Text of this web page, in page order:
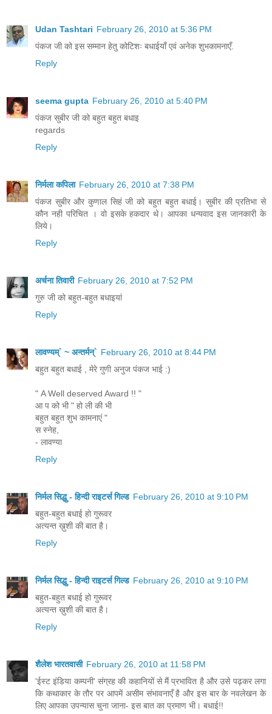
Udan Tashtari February 26, 2010 at 5:36 PM
पंकज जी को इस सम्मान हेतु कोटिशः बधाईयाँ एवं अनेक शुभकामनाएँ.
Reply
seema gupta February 26, 2010 at 5:40 PM
पंकज सुबीर जी को बहुत बहुत बधाइ
regards
Reply
निर्मला कपिला February 26, 2010 at 7:38 PM
पंकज सुबीर और कुणाल सिहं जी को बहुत बहुत बधाई। सुबीर की प्रतिभा से
कौन नही परिचित । वो इसके हकदार थे। आपका धन्यवाद इस जानकारी के
लिये।
Reply
अर्चना तिवारी February 26, 2010 at 7:52 PM
गुरु जी को बहुत-बहुत बधाइयां
Reply
लावण्यम्` ~ अन्तर्मन्` February 26, 2010 at 8:44 PM
बहुत बहुत बधाई , मेरे गुणी अनुज पंकज भाई :)
" A Well deserved Award !! "
आ प को भी " हो ली की भी
बहुत बहुत शुभ कामनाएं "
स स्नेह,
- लावण्या
Reply
निर्मल सिद्धु - हिन्दी राइटर्स गिल्ड February 26, 2010 at 9:10 PM
बहुत-बहुत बधाई हो गुरूवर
अत्यन्त ख़ुशी की बात है।
Reply
निर्मल सिद्धु - हिन्दी राइटर्स गिल्ड February 26, 2010 at 9:10 PM
बहुत-बहुत बधाई हो गुरूवर
अत्यन्त ख़ुशी की बात है।
Reply
शैलेश भारतवासी February 26, 2010 at 11:58 PM
'ईस्ट इंडिया कम्पनी' संग्रह की कहानियों से मैं प्रभावित है और उसे पढ़कर लगा
कि कथाकार के तौर पर आपमें असीम संभावनाएँ है और इस बार के नवलेखन के
लिए आपका उपन्यास चुना जाना- इस बात का प्रमाण भी। बधाई!!